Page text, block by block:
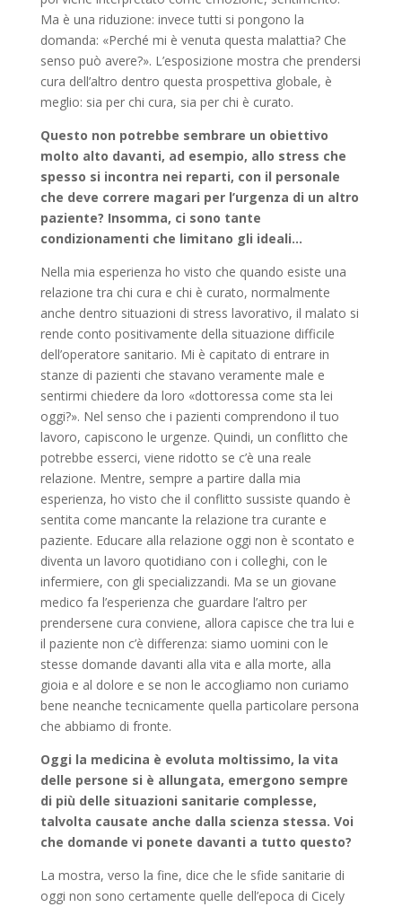
Ma è una riduzione: invece tutti si pongono la
domanda: «Perché mi è venuta questa malattia? Che
senso può avere?». L’esposizione mostra che prendersi
cura dell’altro dentro questa prospettiva globale, è
meglio: sia per chi cura, sia per chi è curato.
Questo non potrebbe sembrare un obiettivo
molto alto davanti, ad esempio, allo stress che
spesso si incontra nei reparti, con il personale
che deve correre magari per l’urgenza di un altro
paziente? Insomma, ci sono tante
condizionamenti che limitano gli ideali…
Nella mia esperienza ho visto che quando esiste una
relazione tra chi cura e chi è curato, normalmente
anche dentro situazioni di stress lavorativo, il malato si
rende conto positivamente della situazione difficile
dell’operatore sanitario. Mi è capitato di entrare in
stanze di pazienti che stavano veramente male e
sentirmi chiedere da loro «dottoressa come sta lei
oggi?». Nel senso che i pazienti comprendono il tuo
lavoro, capiscono le urgenze. Quindi, un conflitto che
potrebbe esserci, viene ridotto se c’è una reale
relazione. Mentre, sempre a partire dalla mia
esperienza, ho visto che il conflitto sussiste quando è
sentita come mancante la relazione tra curante e
paziente. Educare alla relazione oggi non è scontato e
diventa un lavoro quotidiano con i colleghi, con le
infermiere, con gli specializzandi. Ma se un giovane
medico fa l’esperienza che guardare l’altro per
prendersene cura conviene, allora capisce che tra lui e
il paziente non c’è differenza: siamo uomini con le
stesse domande davanti alla vita e alla morte, alla
gioia e al dolore e se non le accogliamo non curiamo
bene neanche tecnicamente quella particolare persona
che abbiamo di fronte.
Oggi la medicina è evoluta moltissimo, la vita
delle persone si è allungata, emergono sempre
di più delle situazioni sanitarie complesse,
talvolta causate anche dalla scienza stessa. Voi
che domande vi ponete davanti a tutto questo?
La mostra, verso la fine, dice che le sfide sanitarie di
oggi non sono certamente quelle dell’epoca di Cicely